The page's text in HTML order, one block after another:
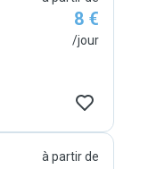
8 €
/jour
à partir de